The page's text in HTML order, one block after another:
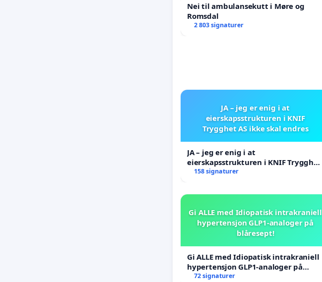
Nei til ambulansekutt i Møre og
Romsdal
2 803 signaturer
JA – jeg er enig i at
eierskapsstrukturen i KNIF
Trygghet AS ikke skal endres
JA – jeg er enig i at
eierskapsstrukturen i KNIF Trygghet
AS ikke skal endres
158 signaturer
Gi ALLE med Idiopatisk intrakraniell
hypertensjon GLP1-analoger på
blåresept!
Gi ALLE med Idiopatisk intrakraniell
hypertensjon GLP1-analoger på
blåresept!
72 signaturer